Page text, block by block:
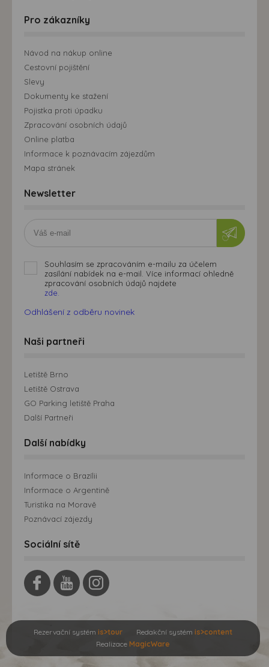
Pro zákazníky
Návod na nákup online
Cestovní pojištění
Slevy
Dokumenty ke stažení
Pojistka proti úpadku
Zpracování osobních údajů
Online platba
Informace k poznávacím zájezdům
Mapa stránek
Newsletter
Souhlasím se zpracováním e-mailu za účelem
zasílání nabídek na e-mail. Více informací ohledně
zpracování osobních údajů najdete
zde.
Odhlášení z odběru novinek
Naši partneři
Letiště Brno
Letiště Ostrava
GO Parking letiště Praha
Další Partneři
Další nabídky
Informace o Brazílii
Informace o Argentině
Turistika na Moravě
Poznávací zájezdy
Sociální sítě
Rezervační systém is>tour Redakční systém is>content
Realizace MagicWare